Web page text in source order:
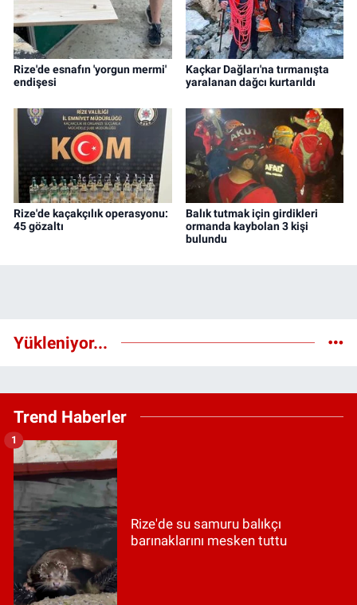
Rize'de esnafın 'yorgun mermi'
endişesi
Kaçkar Dağları'na tırmanışta
yaralanan dağcı kurtarıldı
Rize'de kaçakçılık operasyonu:
45 gözaltı
Balık tutmak için girdikleri
ormanda kaybolan 3 kişi
bulundu
Yükleniyor...
Trend Haberler
Rize'de su samuru balıkçı
barınaklarını mesken tuttu
1